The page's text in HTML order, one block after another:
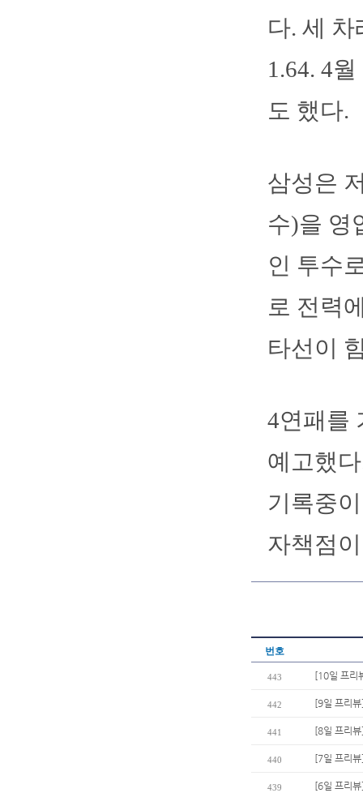
다. 세
1.64. 4
도 했다.
삼성은
수)을 영
인 투수
로 전력
타선이
4연패를
예고했
기록중
자책점
번호
443 [10일 프리
442 [9일 프리
441 [8일 프리
440 [7일 프리
439 [6일 프리